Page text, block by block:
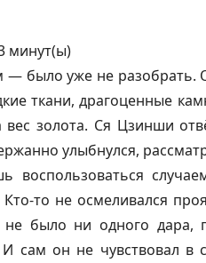
минут(ы)
было уже не разобрать.
ткани, драгоценные
золота. Ся Цзинши
улыбнулся,
воспользоваться
то не осмеливался
не было ни одного
И сам он не чувствовал